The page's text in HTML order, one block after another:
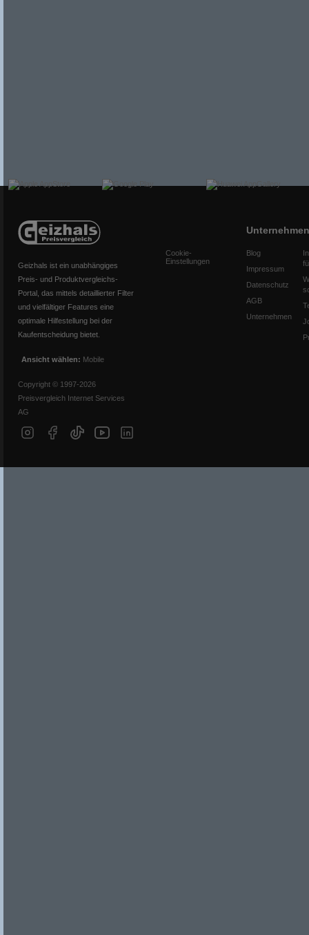
Geizhals ist ein unabhängiges
Preis- und Produktvergleichs-
Portal, das mittels detaillierter Filter
und vielfältiger Features eine
optimale Hilfestellung bei der
Kaufentscheidung bietet.
Ansicht wählen: Mobile
Copyright © 1997-2026
Preisvergleich Internet Services
AG
Cookie-
Einstellungen
Unternehmen
Blog
Impressum
Datenschutz
AGB
Unternehmen